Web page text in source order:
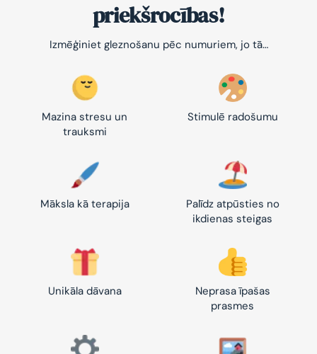
priekšrocības!
Izmēģiniet gleznošanu pēc numuriem, jo tā…
Mazina stresu un
trauksmi
Stimulē radošumu
Māksla kā terapija
Palīdz atpūsties no
ikdienas steigas
Unikāla dāvana
Neprasa īpašas
prasmes